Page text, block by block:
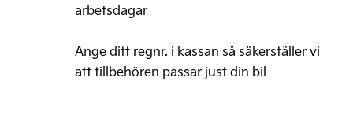
arbetsdagar
Ange ditt regnr. i kassan så säkerställer vi
att tillbehören passar just din bil